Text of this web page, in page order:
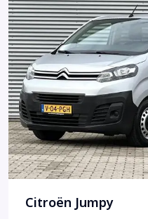
Citroën Jumpy